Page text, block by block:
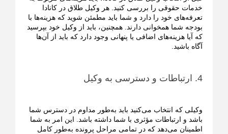
خدمات حقوقی را بررسی کنید. هر وکیل طلاق در کانادا
تعرفه‌های خود را دارد و شما باید مطمئن شوید که هزینه‌ها با
بودجه شما همخوانی دارند. همچنین، باید از وکیل خود بپرسید
که آیا هزینه‌های اضافی یا پنهانی وجود دارد که باید از آن‌ها
آگاه باشید.
4. ارتباطات و دسترسی به وکیل
وکیلی که انتخاب می‌کنید باید به‌طور مداوم در دسترس شما
باشد و ارتباطات مؤثری با شما داشته باشد. این امر به شما
اطمینان می‌دهد که در تمامی مراحل پرونده به‌طور کامل